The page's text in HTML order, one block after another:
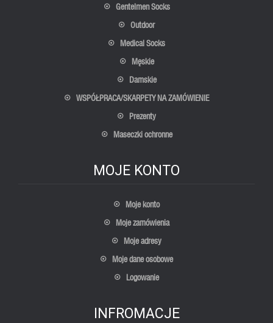
Gentelmen Socks
Outdoor
Medical Socks
Męskie
Damskie
WSPÓŁPRACA/SKARPETY NA ZAMÓWIENIE
Prezenty
Maseczki ochronne
MOJE KONTO
Moje konto
Moje zamówienia
Moje adresy
Moje dane osobowe
Logowanie
INFROMACJE